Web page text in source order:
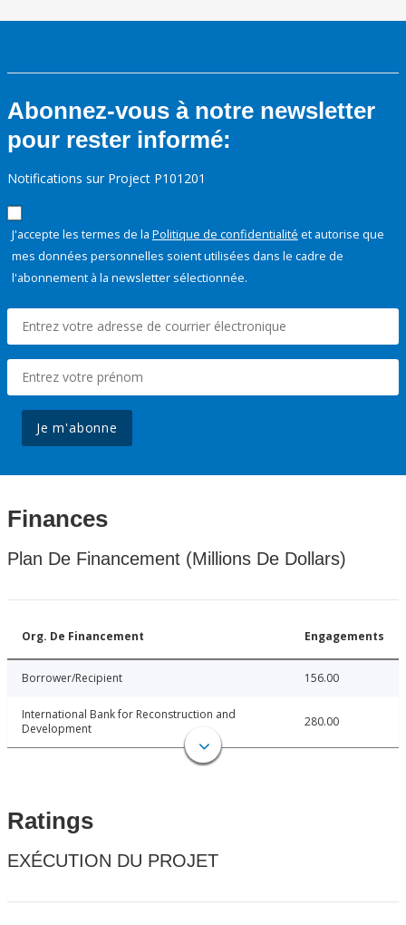
Abonnez-vous à notre newsletter
pour rester informé:
Notifications sur Project P101201
J'accepte les termes de la Politique de confidentialité et autorise que
mes données personnelles soient utilisées dans le cadre de
l'abonnement à la newsletter sélectionnée.
Je m'abonne
Finances
Plan De Financement (Millions De Dollars)
Org. De Financement Engagements
Borrower/Recipient 156.00
International Bank for Reconstruction and
Development
280.00
Ratings
EXÉCUTION DU PROJET